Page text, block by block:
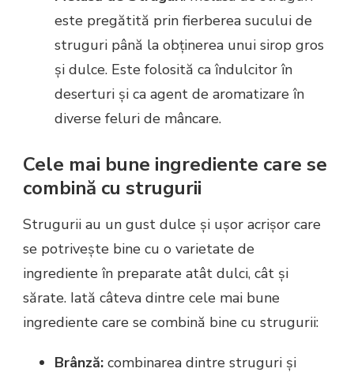
este pregătită prin fierberea sucului de
struguri până la obținerea unui sirop gros
și dulce. Este folosită ca îndulcitor în
deserturi și ca agent de aromatizare în
diverse feluri de mâncare.
Cele mai bune ingrediente care se
combină cu strugurii
Strugurii au un gust dulce și ușor acrișor care
se potrivește bine cu o varietate de
ingrediente în preparate atât dulci, cât și
sărate. Iată câteva dintre cele mai bune
ingrediente care se combină bine cu strugurii:
Brânză: combinarea dintre struguri și